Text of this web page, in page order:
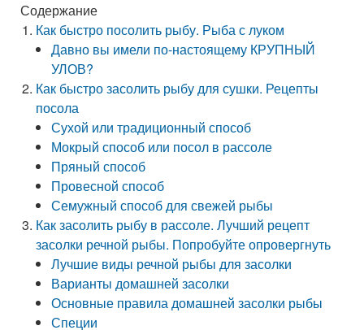
Содержание
Как быстро посолить рыбу. Рыба с луком
Давно вы имели по-настоящему КРУПНЫЙ
УЛОВ?
Как быстро засолить рыбу для сушки. Рецепты
посола
Сухой или традиционный способ
Мокрый способ или посол в рассоле
Пряный способ
Провесной способ
Семужный способ для свежей рыбы
Как засолить рыбу в рассоле. Лучший рецепт
засолки речной рыбы. Попробуйте опровергнуть
Лучшие виды речной рыбы для засолки
Варианты домашней засолки
Основные правила домашней засолки рыбы
Специи